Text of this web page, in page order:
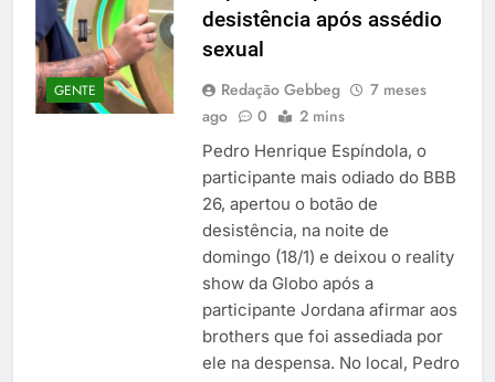
GENTE
desistência após assédio
sexual
Redação Gebbeg
7 meses
ago
0 2 mins
Pedro Henrique Espíndola, o
participante mais odiado do BBB
26, apertou o botão de
desistência, na noite de
domingo (18/1) e deixou o reality
show da Globo após a
participante Jordana afirmar aos
brothers que foi assediada por
ele na despensa. No local, Pedro